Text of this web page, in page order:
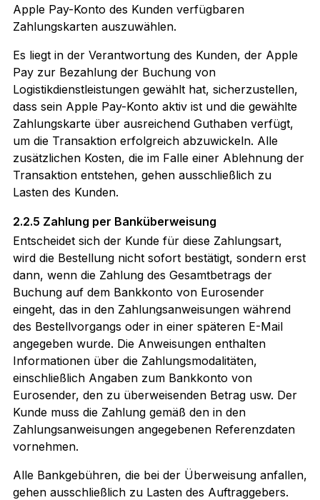
Apple Pay-Konto des Kunden verfügbaren
Zahlungskarten auszuwählen.
Es liegt in der Verantwortung des Kunden, der Apple
Pay zur Bezahlung der Buchung von
Logistikdienstleistungen gewählt hat, sicherzustellen,
dass sein Apple Pay-Konto aktiv ist und die gewählte
Zahlungskarte über ausreichend Guthaben verfügt,
um die Transaktion erfolgreich abzuwickeln. Alle
zusätzlichen Kosten, die im Falle einer Ablehnung der
Transaktion entstehen, gehen ausschließlich zu
Lasten des Kunden.
2.2.5 Zahlung per Banküberweisung
Entscheidet sich der Kunde für diese Zahlungsart,
wird die Bestellung nicht sofort bestätigt, sondern erst
dann, wenn die Zahlung des Gesamtbetrags der
Buchung auf dem Bankkonto von Eurosender
eingeht, das in den Zahlungsanweisungen während
des Bestellvorgangs oder in einer späteren E-Mail
angegeben wurde. Die Anweisungen enthalten
Informationen über die Zahlungsmodalitäten,
einschließlich Angaben zum Bankkonto von
Eurosender, den zu überweisenden Betrag usw. Der
Kunde muss die Zahlung gemäß den in den
Zahlungsanweisungen angegebenen Referenzdaten
vornehmen.
Alle Bankgebühren, die bei der Überweisung anfallen,
gehen ausschließlich zu Lasten des Auftraggebers.